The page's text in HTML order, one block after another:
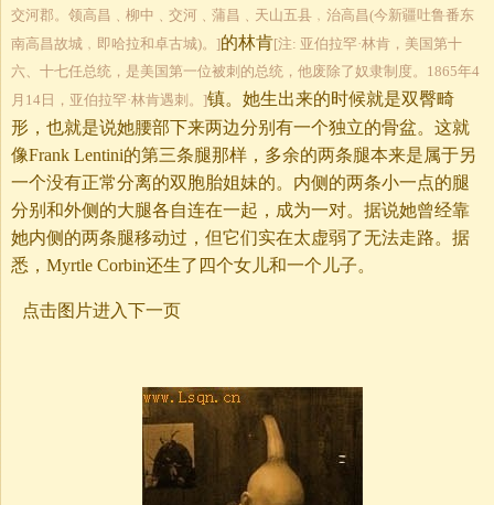
交河郡。领高昌﹑柳中﹑交河﹑蒲昌﹑天山五县﹐治高昌(今新疆吐鲁番东
南高昌故城﹐即哈拉和卓古城)。]的林肯[注: 亚伯拉罕·林肯，美国第十
六、十七任总统，是美国第一位被刺的总统，他废除了奴隶制度。1865年4
月14日，亚伯拉罕·林肯遇刺。]镇。她生出来的时候就是双臀畸
形，也就是说她腰部下来两边分别有一个独立的骨盆。这就
像Frank Lentini的第三条腿那样，多余的两条腿本来是属于另
一个没有正常分离的双胞胎姐妹的。内侧的两条小一点的腿
分别和外侧的大腿各自连在一起，成为一对。据说她曾经靠
她内侧的两条腿移动过，但它们实在太虚弱了无法走路。据
悉，Myrtle Corbin还生了四个女儿和一个儿子。
点击图片进入下一页